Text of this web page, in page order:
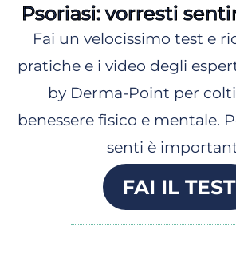
Psoriasi: vorresti
Fai un velocissimo test e
pratiche e i video degli
by Derma-Point per
benessere fisico e mentale.
senti è
FAI IL TEST